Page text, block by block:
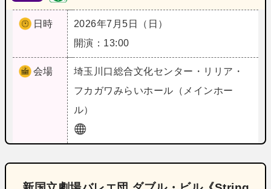
日時
2026年7月5日（日）
開演：13:00
会場 埼玉 川口総合文化センター・リリア・
フカガワみらいホール（メインホー
ル）